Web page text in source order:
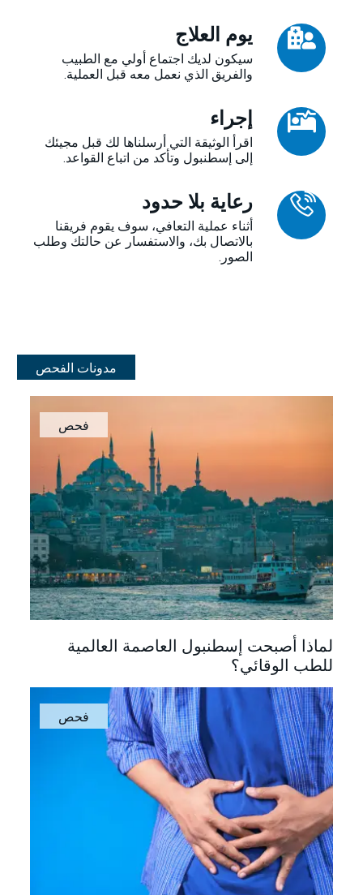
يوم العلاج
سيكون لديك اجتماع أولي مع الطبيب
والفريق الذي نعمل معه قبل العملية.
إجراء
اقرأ الوثيقة التي أرسلناها لك قبل مجيئك
إلى إسطنبول وتأكد من اتباع القواعد.
رعاية بلا حدود
أثناء عملية التعافي، سوف يقوم فريقنا
بالاتصال بك، والاستفسار عن حالتك وطلب
الصور.
مدونات الفحص
لماذا أصبحت إسطنبول العاصمة العالمية
للطب الوقائي؟
فحص
فحص